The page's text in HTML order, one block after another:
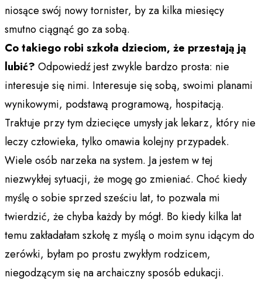
niosące swój nowy tornister, by za kilka miesięcy
smutno ciągnąć go za sobą.
Co takiego robi szkoła dzieciom, że przestają ją
lubić? Odpowiedź jest zwykle bardzo prosta: nie
interesuje się nimi. Interesuje się sobą, swoimi planami
wynikowymi, podstawą programową, hospitacją.
Traktuje przy tym dziecięce umysły jak lekarz, który nie
leczy człowieka, tylko omawia kolejny przypadek.
Wiele osób narzeka na system. Ja jestem w tej
niezwykłej sytuacji, że mogę go zmieniać. Choć kiedy
myślę o sobie sprzed sześciu lat, to pozwala mi
twierdzić, że chyba każdy by mógł. Bo kiedy kilka lat
temu zakładałam szkołę z myślą o moim synu idącym do
zerówki, byłam po prostu zwykłym rodzicem,
niegodzącym się na archaiczny sposób edukacji.